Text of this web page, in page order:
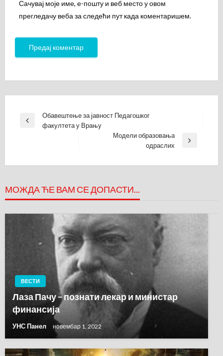
Сачувај моје име, е-пошту и веб место у овом
прегледачу веба за следећи пут када коментаришем.
Кретање
чланка
Previous
Обавештење за јавност Педагошког
факултета у Врању
Модели образовања
одраслих
МОЖДА ЋЕ ВАМ СЕ ДОПАСТИ...
ВЕСТИ
Лаза Пачу – познати лекар и министар
финансија
УНС Панел новембар 1, 2022